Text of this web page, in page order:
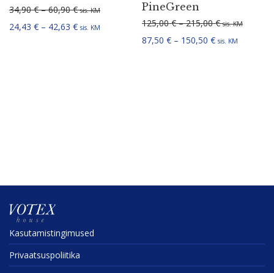
34,90€ – 60,90€Hinnavahemik: 34,90 € kuni 60,90 €
sis. KM
24,43 € – 42,63 €Hinnavahemik: 24,43 € kuni 42,63 €
sis. KM
PineGreen
125,00€ – 215,00€ sis. KM
87,50 € – 150,50 € sis. KM
Kasuta­mis­tin­gi­mused
Privaat­sus­po­liitika